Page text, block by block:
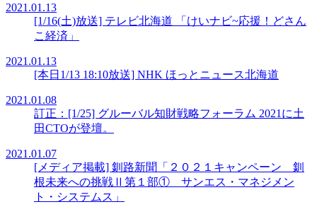
2021.01.13
[1/16(土)放送] テレビ北海道 「けいナビ~応援！どさん
こ経済」
2021.01.13
[本日1/13 18:10放送] NHK ほっとニュース北海道
2021.01.08
訂正：[1/25] グルーバル知財戦略フォーラム 2021に土
田CTOが登壇。
2021.01.07
[メディア掲載] 釧路新聞「２０２１キャンペーン 釧
根未来への挑戦Ⅱ第１部① サンエス・マネジメン
ト・システムス」